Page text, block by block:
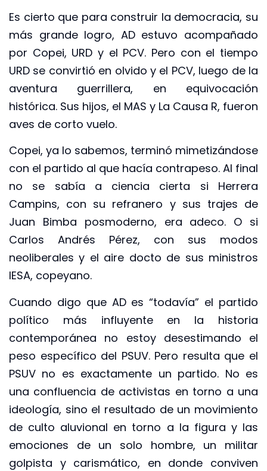
Es cierto que para construir la democracia, su
más grande logro, AD estuvo acompañado
por Copei, URD y el PCV. Pero con el tiempo
URD se convirtió en olvido y el PCV, luego de la
aventura guerrillera, en equivocación
histórica. Sus hijos, el MAS y La Causa R, fueron
aves de corto vuelo.
Copei, ya lo sabemos, terminó mimetizándose
con el partido al que hacía contrapeso. Al final
no se sabía a ciencia cierta si Herrera
Campins, con su refranero y sus trajes de
Juan Bimba posmoderno, era adeco. O si
Carlos Andrés Pérez, con sus modos
neoliberales y el aire docto de sus ministros
IESA, copeyano.
Cuando digo que AD es “todavía” el partido
político más influyente en la historia
contemporánea no estoy desestimando el
peso específico del PSUV. Pero resulta que el
PSUV no es exactamente un partido. No es
una confluencia de activistas en torno a una
ideología, sino el resultado de un movimiento
de culto aluvional en torno a la figura y las
emociones de un solo hombre, un militar
golpista y carismático, en donde conviven